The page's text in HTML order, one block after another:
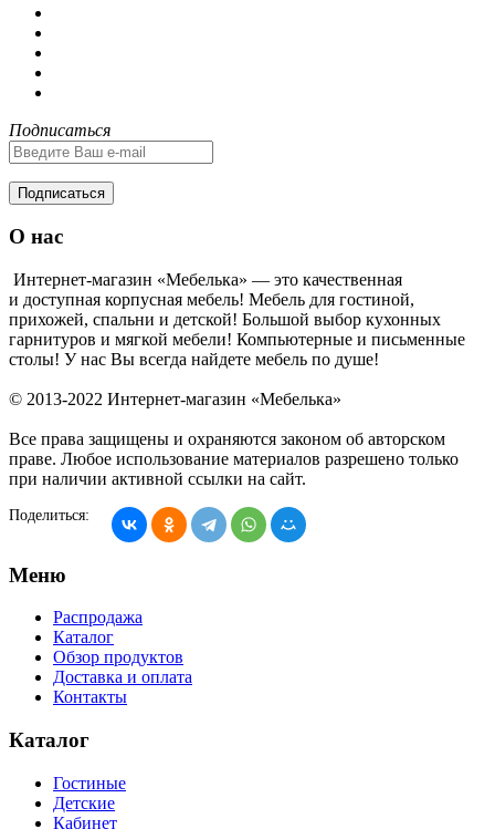
Подписаться
Подписаться
О нас
Интернет-магазин «Мебелька» — это качественная
и доступная корпусная мебель! Мебель для гостиной,
прихожей, спальни и детской! Большой выбор кухонных
гарнитуров и мягкой мебели! Компьютерные и письменные
столы! У нас Вы всегда найдете мебель по душе!
© 2013-2022 Интернет-магазин «Мебелька»
Все права защищены и охраняются законом об авторском
праве. Любое использование материалов разрешено только
при наличии активной ссылки на сайт.
Поделиться:
Меню
Распродажа
Каталог
Обзор продуктов
Доставка и оплата
Контакты
Каталог
Гостиные
Детские
Кабинет